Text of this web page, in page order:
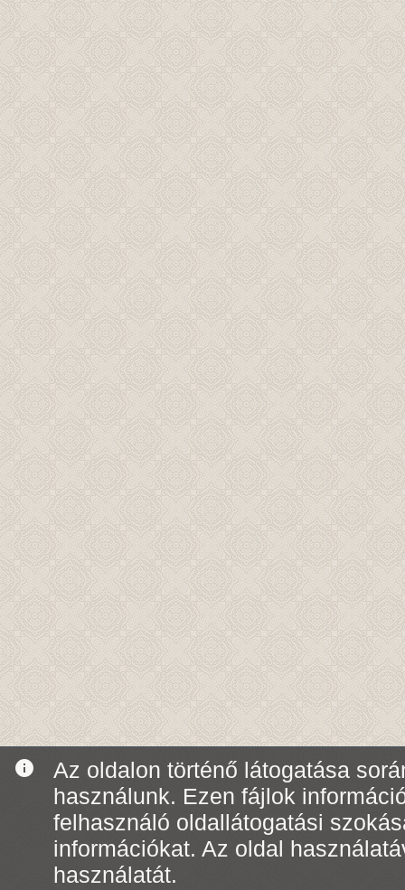
info
Az oldalon történő látogatása
használunk. Ezen fájlok
felhasználó oldallátogatási
információkat. Az oldal
használatát.